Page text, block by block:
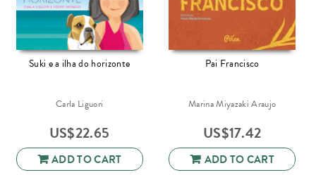
Suki e a ilha do horizonte
Carla Liguori
US$22.65
ADD TO CART
Pai Francisco
Marina Miyazaki Araujo
US$17.42
ADD TO CART